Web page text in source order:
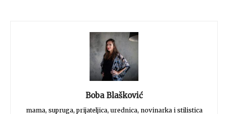
Boba Blašković
mama, supruga, prijateljica, urednica, novinarka i stilistica